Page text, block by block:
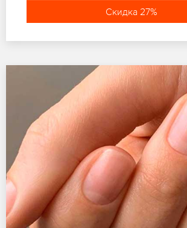
Скидка 27%